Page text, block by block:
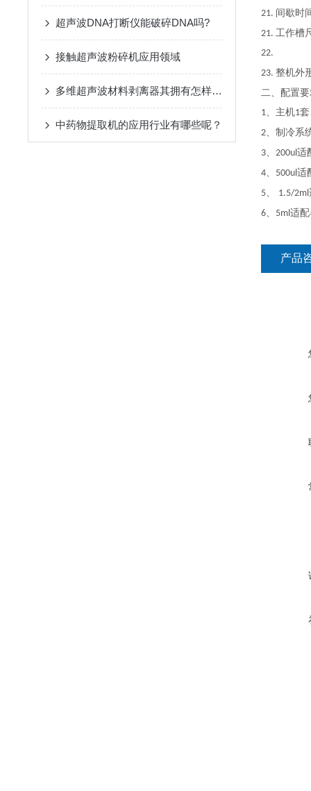
超声波DNA打断仪能破碎DNA吗?
接触超声波粉碎机应用领域
多维超声波材料剥离器其拥有怎样的特点呢？
中药物提取机的应用行业有哪些呢？
21. 间歇时
21. 工作槽
22.
23. 整机外
二、配置
1、主机1套
2、制冷系
3、 200ul适
4、 500ul适
5、 1.5/2ml
6、 5ml适
产品